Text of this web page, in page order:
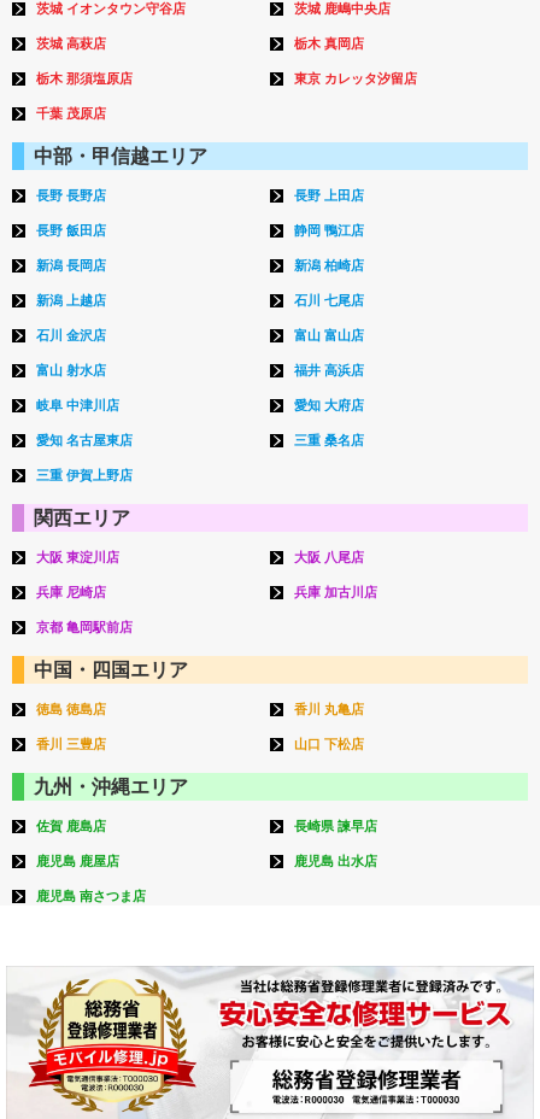
茨城 イオンタウン守谷店 茨城 鹿嶋中央店
茨城 高萩店 栃木 真岡店
栃木 那須塩原店 東京 カレッタ汐留店
千葉 茂原店
中部・甲信越エリア
長野 長野店 長野 上田店
長野 飯田店 静岡 鴨江店
新潟 長岡店 新潟 柏崎店
新潟 上越店 石川 七尾店
石川 金沢店 富山 富山店
富山 射水店 福井 高浜店
岐阜 中津川店 愛知 大府店
愛知 名古屋東店 三重 桑名店
三重 伊賀上野店
関西エリア
大阪 東淀川店 大阪 八尾店
兵庫 尼崎店 兵庫 加古川店
京都 亀岡駅前店
中国・四国エリア
徳島 徳島店 香川 丸亀店
香川 三豊店 山口 下松店
九州・沖縄エリア
佐賀 鹿島店 長崎県 諫早店
鹿児島 鹿屋店 鹿児島 出水店
鹿児島 南さつま店